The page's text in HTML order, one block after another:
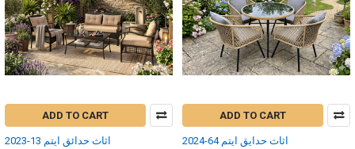
ADD TO CART
اثاث حدائق ايتم 13-2023
ADD TO CART
اثاث حدايق ايتم 64-2024